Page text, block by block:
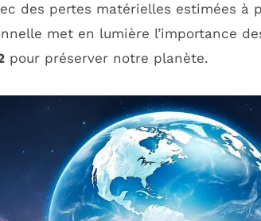
des pertes matérielles estimées à
met en lumière l’importance
pour préserver notre planète.